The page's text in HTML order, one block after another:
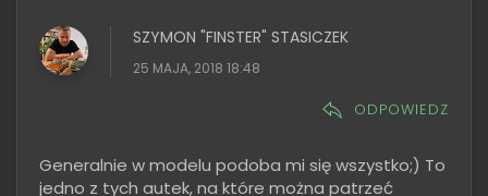
SZYMON "FINSTER" STASICZEK
25 MAJA, 2018 18:48
ODPOWIEDZ
Generalnie w modelu podoba mi się wszystko;) To
jedno z tych autek, na które można patrzeć